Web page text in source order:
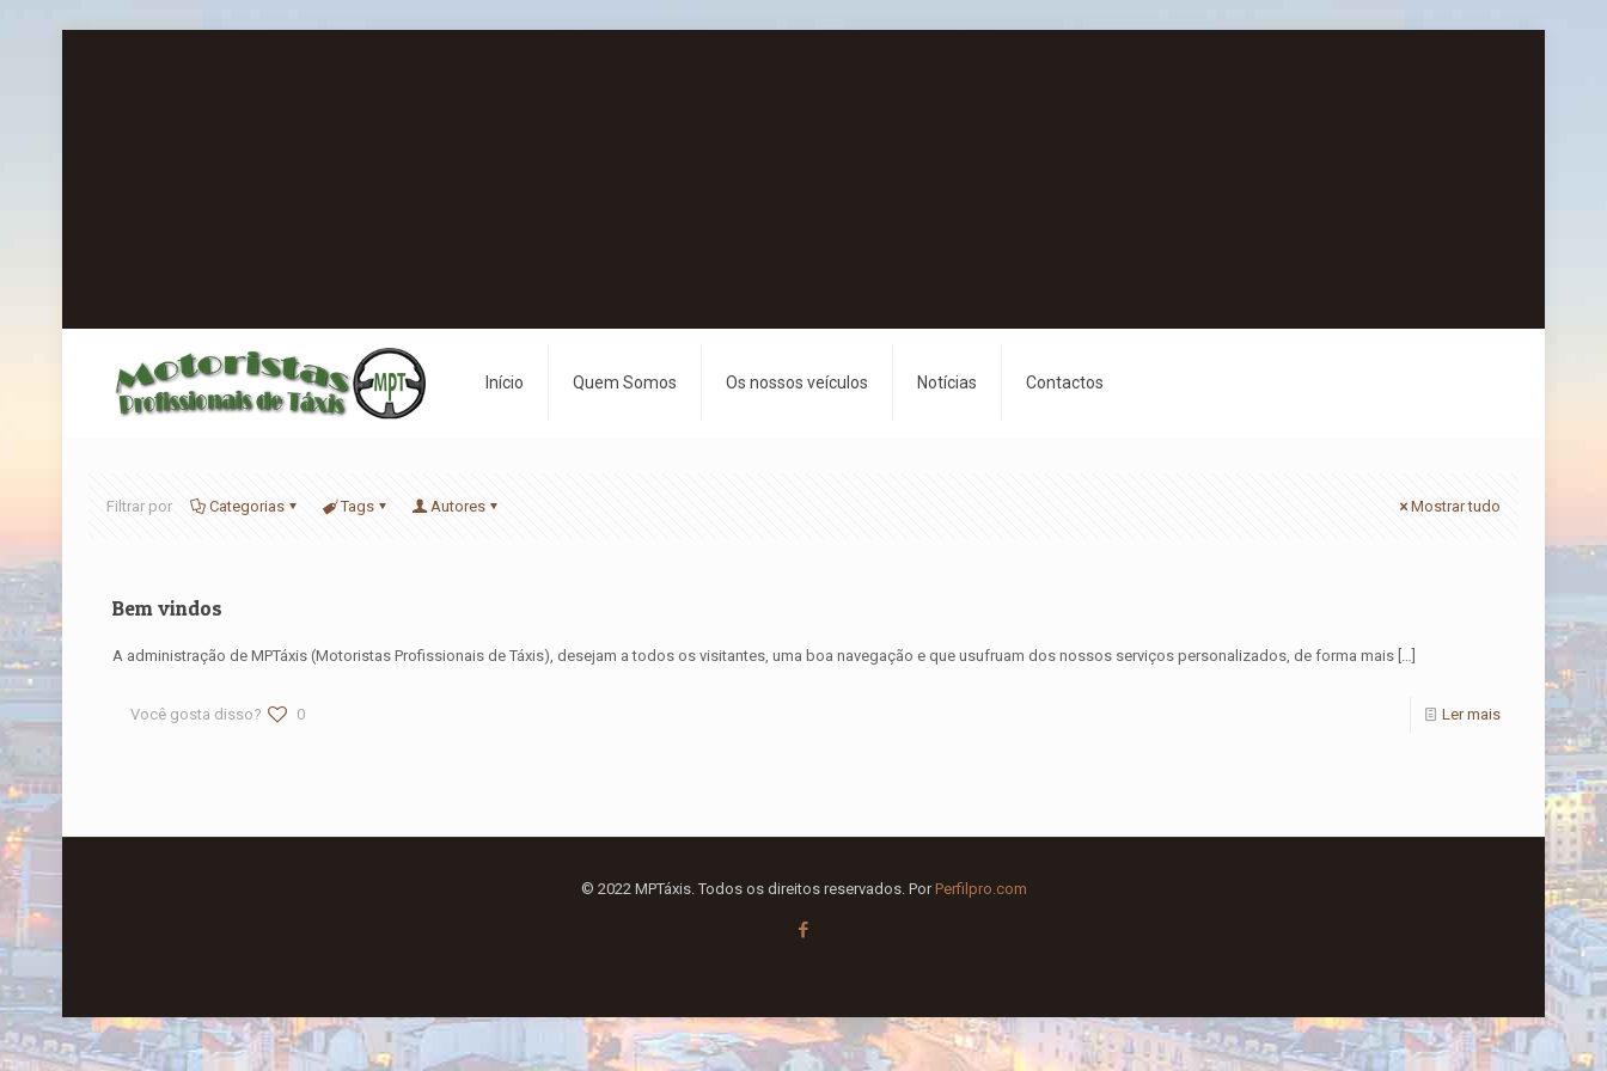
Início Quem Somos Os nossos veículos Notícias Contactos
Filtrar por Categorias Tags Autores Mostrar tudo
Bem vindos
A administração de MPTáxis (Motoristas Profissionais de Táxis), desejam a todos os visitantes, uma boa navegação e que usufruam dos nossos serviços personalizados, de forma mais […]
Você gosta disso? 0 Ler mais
© 2022 MPTáxis. Todos os direitos reservados. PorPerfilpro.com